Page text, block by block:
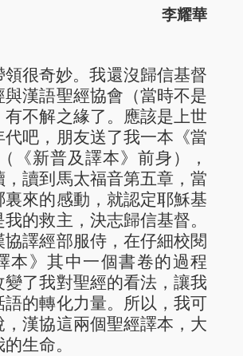
李耀華
很奇妙。我還沒歸信基督
與漢語聖經協會（當時不是
不解之緣了。應該是上世
吧，朋友送了我一本《當
《新普及譯本》前身），
讀到馬太福音第五章，當
裏來的感動，就認定耶穌基
的救主，決志歸信基督。
譯經部服侍，在仔細校閱
本》其中一個書卷的過程
變了我對聖經的看法，讓我
的轉化力量。所以，我可
，漢協這兩個聖經譯本，大
生命。